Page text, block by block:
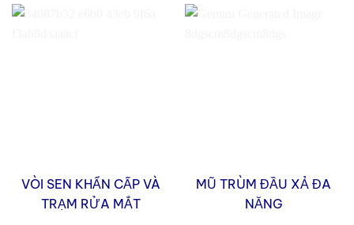
VÒI SEN KHẨN CẤP VÀ
TRẠM RỬA MẮT
MŨ TRÙM ĐẦU XẢ ĐA
NĂNG